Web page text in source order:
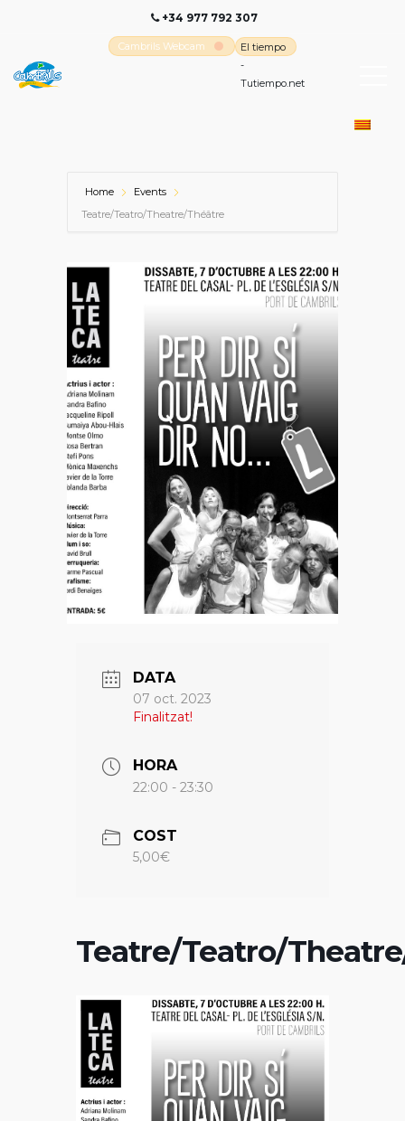
+34 977 792 307
Cambrils Webcam
El tiempo
-
Tutiempo.net
Home
Events
Teatre/Teatro/Theatre/Théâtre
DATA
07 oct. 2023
Finalitzat!
HORA
22:00 - 23:30
COST
5,00€
Teatre/Teatro/